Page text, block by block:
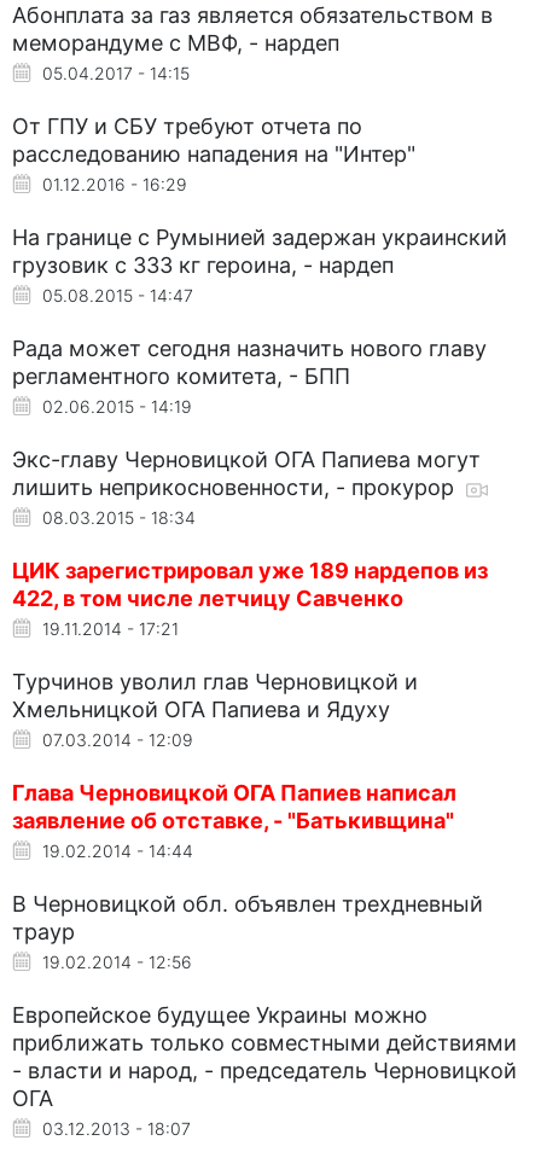
Абонплата за газ является обязательством в
меморандуме с МВФ, - нардеп
05.04.2017 - 14:15
От ГПУ и СБУ требуют отчета по
расследованию нападения на "Интер"
01.12.2016 - 16:29
На границе с Румынией задержан украинский
грузовик с 333 кг героина, - нардеп
05.08.2015 - 14:47
Рада может сегодня назначить нового главу
регламентного комитета, - БПП
02.06.2015 - 14:19
Экс-главу Черновицкой ОГА Папиева могут
лишить неприкосновенности, - прокурор
08.03.2015 - 18:34
ЦИК зарегистрировал уже 189 нардепов из
422, в том числе летчицу Савченко
19.11.2014 - 17:21
Турчинов уволил глав Черновицкой и
Хмельницкой ОГА Папиева и Ядуху
07.03.2014 - 12:09
Глава Черновицкой ОГА Папиев написал
заявление об отставке, - "Батькивщина"
19.02.2014 - 14:44
В Черновицкой обл. объявлен трехдневный
траур
19.02.2014 - 12:56
Европейское будущее Украины можно
приближать только совместными действиями
- власти и народ, - председатель Черновицкой
ОГА
03.12.2013 - 18:07